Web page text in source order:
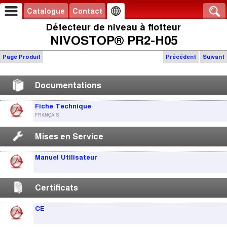
Catalogue Contact
Détecteur de niveau à flotteur
NIVOSTOP® PR2-H05
Précédent Suivant
Page Produit
Documentations
Fiche Technique
FRANÇAIS
Mises en Service
Manuel Utilisateur
Certificats
CE